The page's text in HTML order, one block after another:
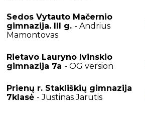
Sedos Vytauto Mačernio
gimnazija. III g. - Andrius
Mamontovas
Rietavo Lauryno Ivinskio
gimnazija 7a - OG version
Prienų r. Stakliškių gimnazija
7klasė - Justinas Jarutis